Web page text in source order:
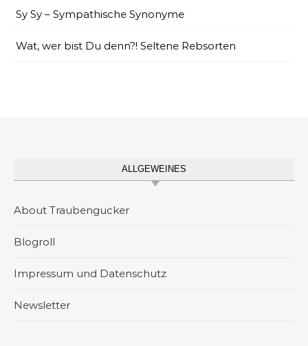
Sy Sy – Sympathische Synonyme
Wat, wer bist Du denn?! Seltene Rebsorten
ALLGEWEINES
About Traubengucker
Blogroll
Impressum und Datenschutz
Newsletter